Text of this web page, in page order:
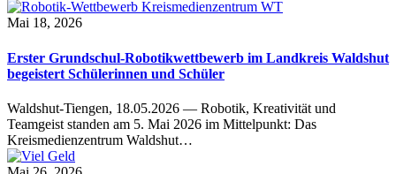
Mai 18, 2026
Erster Grundschul-Robotikwettbewerb im Landkreis Waldshut
begeistert Schülerinnen und Schüler
Waldshut-Tiengen, 18.05.2026 — Robotik, Kreativität und
Teamgeist standen am 5. Mai 2026 im Mittelpunkt: Das
Kreismedienzentrum Waldshut…